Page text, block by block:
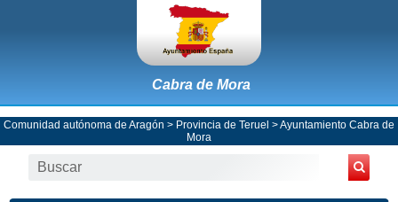
Cabra de Mora
Comunidad autónoma de Aragón > Provincia de Teruel >Ayuntamiento Cabra de
Mora